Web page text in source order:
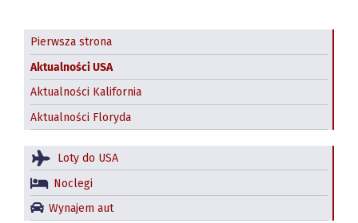
Pierwsza strona
Aktualności USA
Aktualności Kalifornia
Aktualności Floryda
Loty do USA
Noclegi
Wynajem aut